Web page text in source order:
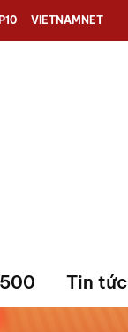
VIETNAMNET
Tin tức